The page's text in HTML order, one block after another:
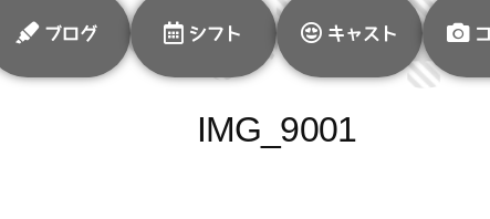
ブログ シフト キャスト
IMG_9001